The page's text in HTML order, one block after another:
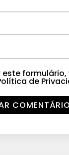
este
de